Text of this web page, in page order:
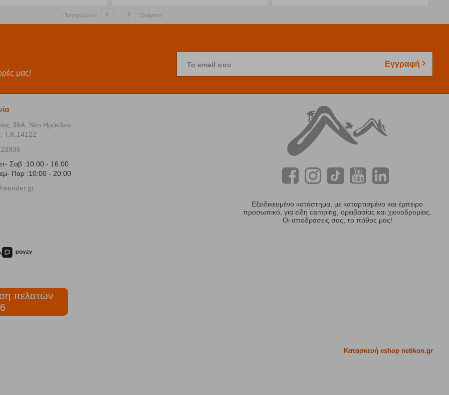
Προηγούμενο Επόμενο
μας!
Το email σου Εγγραφή
36Α, Νέο Ηράκλειο
Τ.Κ.14122
Σαβ :10:00 - 16:00
Παρ :10:00 - 20:00
Εξειδικευμένο κατάστημα, με καταρτισμένο και έμπειρο
προσωπικό, για είδη camping, ορειβασίας και χιονοδρομίας.
Οι αποδράσεις σας, το πάθος μας!
πελατών
Κατασκευή eshop netikon.gr